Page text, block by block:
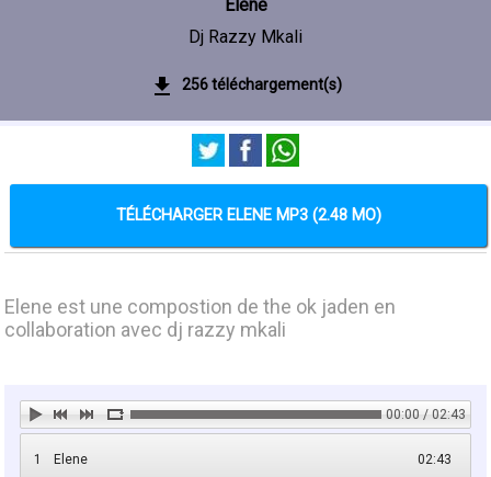
Elene
Dj Razzy Mkali
256 téléchargement(s)
TÉLÉCHARGER ELENE MP3 (2.48 MO)
Elene est une compostion de the ok jaden en
collaboration avec dj razzy mkali
00:00 / 02:43
1 02:43
Elene